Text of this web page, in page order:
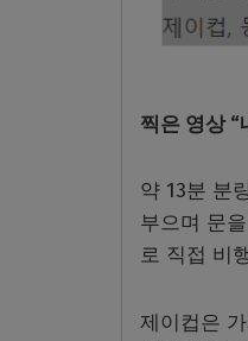
찍은 영상
약 13분 분
부으며 문
로 직접 비
제이컵은